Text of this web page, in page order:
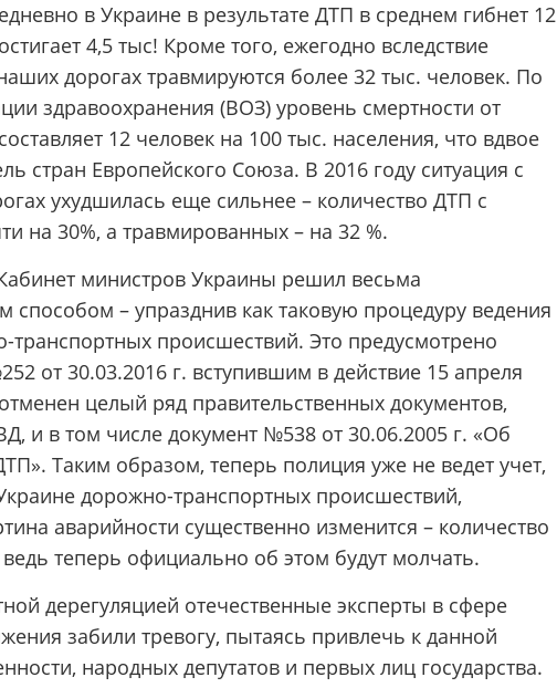
в Украине в результате ДТП в среднем гибнет 12
4,5 тыс! Кроме того, ежегодно вследствие
дорогах травмируются более 32 тыс. человек. По
здравоохранения (ВОЗ) уровень смертности от
12 человек на 100 тыс. населения, что вдвое
стран Европейского Союза. В 2016 году ситуация с
ухудшилась еще сильнее – количество ДТП с
на 30%, а травмированных – на 32 %.
министров Украины решил весьма
– упразднив как таковую процедуру ведения
происшествий. Это предусмотрено
от 30.03.2016 г. вступившим в действие 15 апреля
целый ряд правительственных документов,
и в том числе документ №538 от 30.06.2005 г. «Об
Таким образом, теперь полиция уже не ведет учет,
дорожно-транспортных происшествий,
аварийности существенно изменится – количество
теперь официально об этом будут молчать.
дерегуляцией отечественные эксперты в сфере
забили тревогу, пытаясь привлечь к данной
народных депутатов и первых лиц государства.